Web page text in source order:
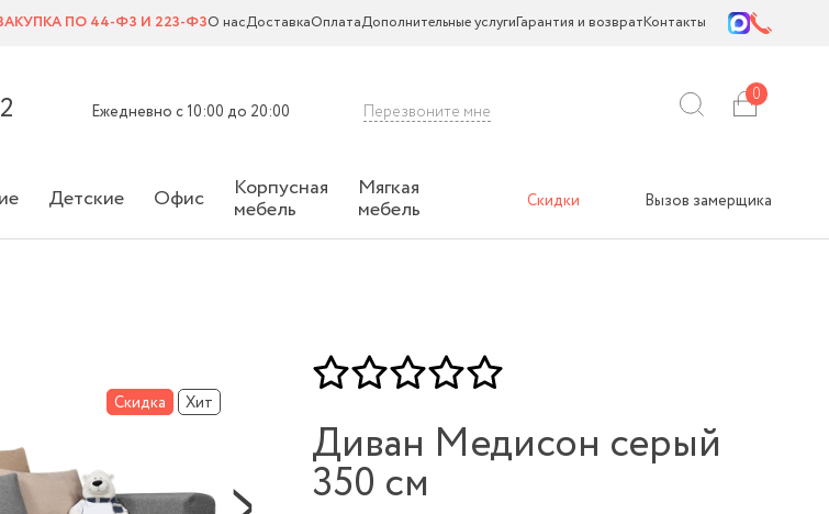
ПО 44-ФЗ И 223-ФЗО насДоставкаОплатаДополнительные услугиГарантия и возвратКонтакты
Ежедневно с 10:00 до 20:00 Перезвоните мне
0
Детские Офис Корпусная
мебель
Мягкая
мебель Скидки Вызов замерщика
Скидка Хит
Диван Медисон серый
350 см